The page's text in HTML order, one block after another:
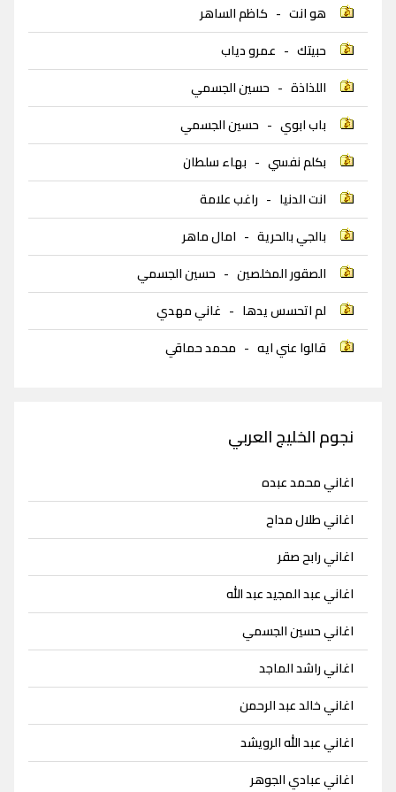
هو انت - كاظم الساهر
حبيتك - عمرو دياب
اللذاذة - حسين الجسمي
باب ابوي - حسين الجسمي
بكلم نفسي - بهاء سلطان
انت الدنيا - راغب علامة
بالجي بالحرية - امال ماهر
الصقور المخلصين - حسين الجسمي
لم اتحسس يدها - غاني مهدي
قالوا عني ايه - محمد حماقي
نجوم الخليج العربي
اغاني محمد عبده
اغاني طلال مداح
اغاني رابح صقر
اغاني عبد المجيد عبد الله
اغاني حسين الجسمي
اغاني راشد الماجد
اغاني خالد عبد الرحمن
اغاني عبد الله الرويشد
اغاني عبادي الجوهر